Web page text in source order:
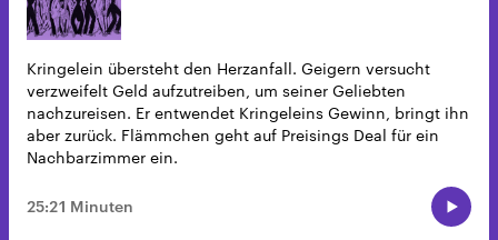
Kringelein übersteht den Herzanfall. Geigern versucht
verzweifelt Geld aufzutreiben, um seiner Geliebten
nachzureisen. Er entwendet Kringeleins Gewinn, bringt ihn
aber zurück. Flämmchen geht auf Preisings Deal für ein
Nachbarzimmer ein.
25:21 Minuten